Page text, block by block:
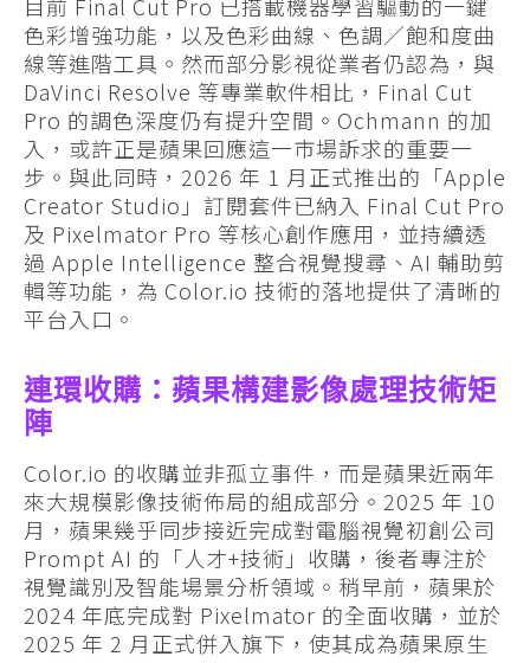
色彩增強功能，以及色彩曲線、色調／飽和度曲
線等進階工具。然而部分影視從業者仍認為，與
DaVinci Resolve 等專業軟件相比，Final Cut
Pro 的調色深度仍有提升空間。Ochmann 的加
入，或許正是蘋果回應這一市場訴求的重要一
步。與此同時，2026 年 1 月正式推出的「Apple
Creator Studio」訂閱套件已納入 Final Cut Pro
及 Pixelmator Pro 等核心創作應用，並持續透
過 Apple Intelligence 整合視覺搜尋、AI 輔助剪
輯等功能，為 Color.io 技術的落地提供了清晰的
平台入口。
連環收購：蘋果構建影像處理技術矩
陣
Color.io 的收購並非孤立事件，而是蘋果近兩年
來大規模影像技術佈局的組成部分。2025 年 10
月，蘋果幾乎同步接近完成對電腦視覺初創公司
Prompt AI 的「人才+技術」收購，後者專注於
視覺識別及智能場景分析領域。稍早前，蘋果於
2024 年底完成對 Pixelmator 的全面收購，並於
2025 年 2 月正式併入旗下，使其成為蘋果原生